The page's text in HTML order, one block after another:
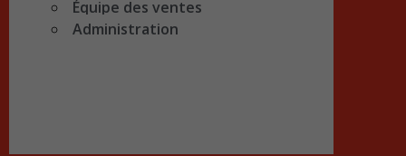
Équipe des ventes
Administration